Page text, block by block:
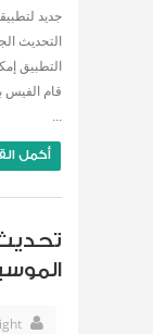
جديد
التحديث
التطبيق
قام الفيس
...
أكمل